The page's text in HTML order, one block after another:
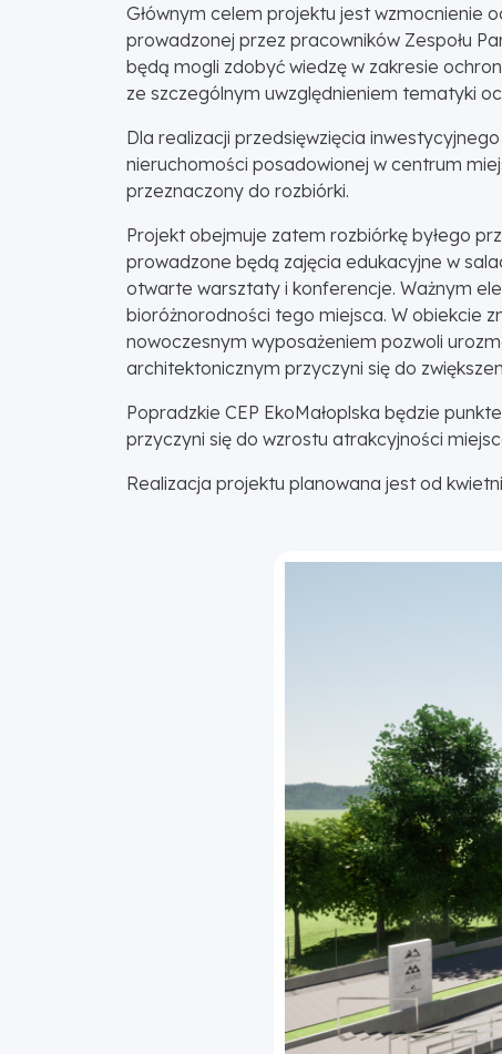
Głównym celem projektu jest wzmocnienie
prowadzonej przez pracowników Zespołu
będą mogli zdobyć wiedzę w zakresie
ze szczególnym uwzględnieniem tematyki
Dla realizacji przedsięwzięcia
nieruchomości posadowionej w centrum
przeznaczony do rozbiórki.
Projekt obejmuje zatem rozbiórkę byłego
prowadzone będą zajęcia edukacyjne w
otwarte warsztaty i konferencje. Ważnym
bioróżnorodności tego miejsca. W obiekcie
nowoczesnym wyposażeniem pozwoli
architektonicznym przyczyni się do
Popradzkie CEP EkoMałoplska będzie
przyczyni się do wzrostu atrakcyjności
Realizacja projektu planowana jest od